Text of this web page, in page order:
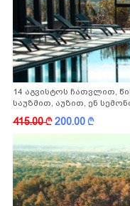
14 აგვისტოს ჩათვლით,
საუზმით, აუზით, ენ
415.00k200.00k